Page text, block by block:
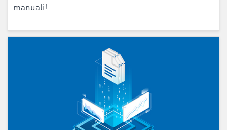
manuali!